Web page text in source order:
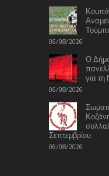
06/08/2026
Ο
για τη
06/08/2026
Σεπτεμβρίου
06/08/2026